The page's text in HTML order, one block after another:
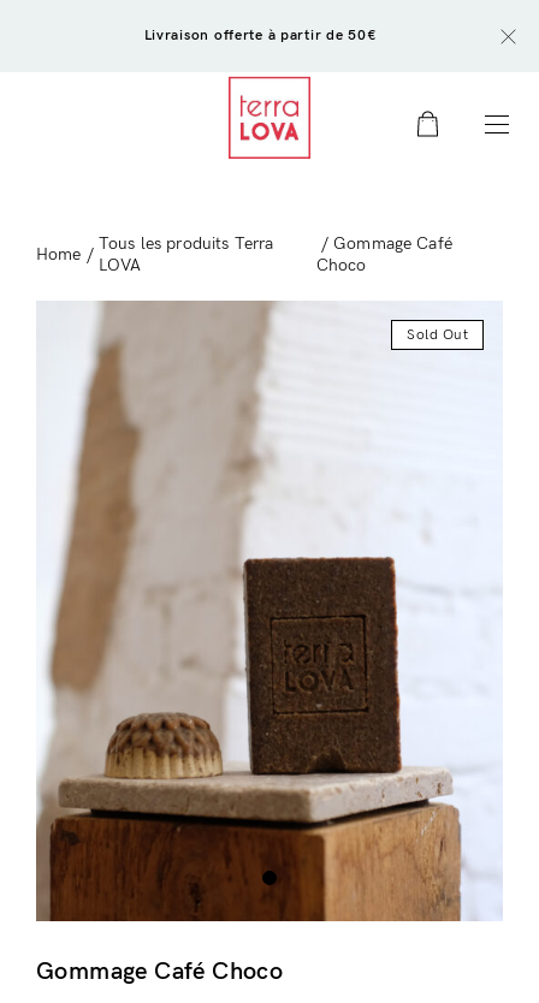
Livraison offerte à partir de 50€
Login
Home /
Tous les produits Terra
LOVA
/ Gommage Café
Choco
Sold Out
Gommage Café Choco